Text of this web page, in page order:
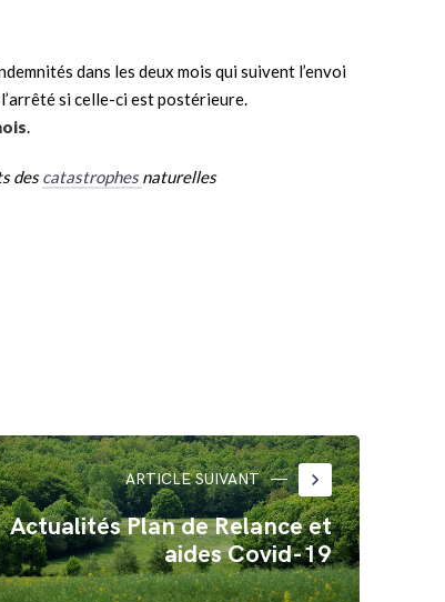
dans les deux mois qui suivent l’envoi
si celle-ci est postérieure.
.
descatastrophesnaturelles
ARTICLE SUIVANT keyboard_arrow_right
Actualités Plan de Relance et
aides Covid-19